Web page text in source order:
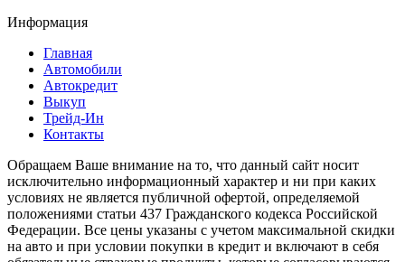
Информация
Главная
Автомобили
Автокредит
Выкуп
Трейд-Ин
Контакты
Обращаем Ваше внимание на то, что данный сайт носит
исключительно информационный характер и ни при каких
условиях не является публичной офертой, определяемой
положениями статьи 437 Гражданского кодекса Российской
Федерации. Все цены указаны с учетом максимальной скидки
на авто и при условии покупки в кредит и включают в себя